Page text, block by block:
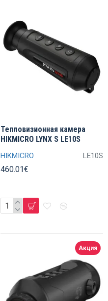
HIKMICRO LE10S
Тепловизионная камера
HIKMICRO LYNX S LE10S
460.01€
Акция